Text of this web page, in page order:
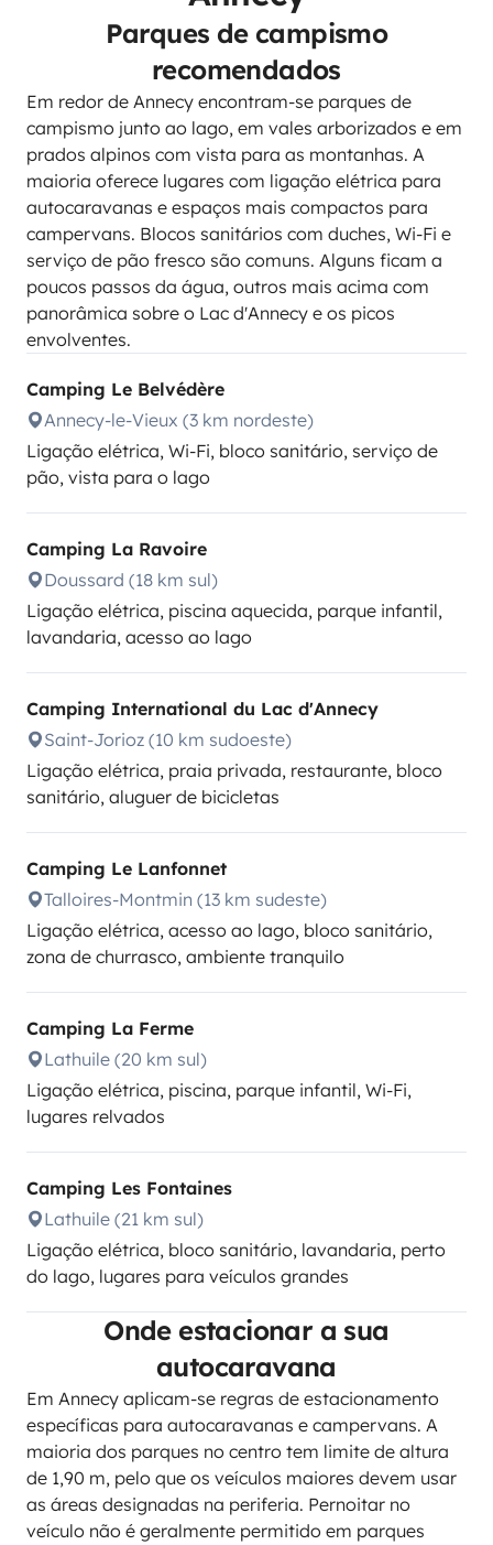
Parques de campismo
recomendados
Em redor de Annecy encontram-se parques de
campismo junto ao lago, em vales arborizados e em
prados alpinos com vista para as montanhas. A
maioria oferece lugares com ligação elétrica para
autocaravanas e espaços mais compactos para
campervans. Blocos sanitários com duches, Wi-Fi e
serviço de pão fresco são comuns. Alguns ficam a
poucos passos da água, outros mais acima com
panorâmica sobre o Lac d'Annecy e os picos
envolventes.
Camping Le Belvédère
Annecy-le-Vieux (3 km nordeste)
Ligação elétrica, Wi-Fi, bloco sanitário, serviço de
pão, vista para o lago
Camping La Ravoire
Doussard (18 km sul)
Ligação elétrica, piscina aquecida, parque infantil,
lavandaria, acesso ao lago
Camping International du Lac d'Annecy
Saint-Jorioz (10 km sudoeste)
Ligação elétrica, praia privada, restaurante, bloco
sanitário, aluguer de bicicletas
Camping Le Lanfonnet
Talloires-Montmin (13 km sudeste)
Ligação elétrica, acesso ao lago, bloco sanitário,
zona de churrasco, ambiente tranquilo
Camping La Ferme
Lathuile (20 km sul)
Ligação elétrica, piscina, parque infantil, Wi-Fi,
lugares relvados
Camping Les Fontaines
Lathuile (21 km sul)
Ligação elétrica, bloco sanitário, lavandaria, perto
do lago, lugares para veículos grandes
Onde estacionar a sua
autocaravana
Em Annecy aplicam-se regras de estacionamento
específicas para autocaravanas e campervans. A
maioria dos parques no centro tem limite de altura
de 1,90 m, pelo que os veículos maiores devem usar
as áreas designadas na periferia. Pernoitar no
veículo não é geralmente permitido em parques